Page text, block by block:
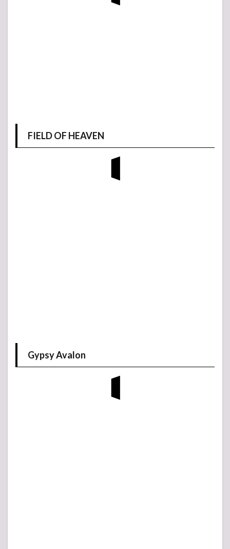
FIELD OF HEAVEN
Gypsy Avalon